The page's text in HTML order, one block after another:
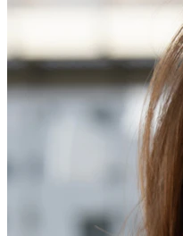
Bodymod Premium